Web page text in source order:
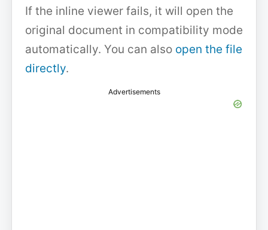
If the inline viewer fails, it will open the
original document in compatibility mode
automatically. You can also open the file
directly.
Advertisements